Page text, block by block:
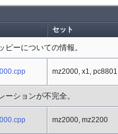
セット
ピーについての情報。
mz2000, x1, pc8801
ーションが不完全。
mz2000, mz2200